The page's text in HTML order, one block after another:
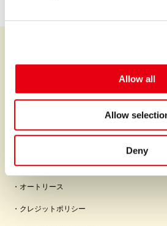
c
Allow all
Allow
Deny
プレミアなファイナンスとサービスを世界中に
オートクレジット
オートリース
クレジットポリシー